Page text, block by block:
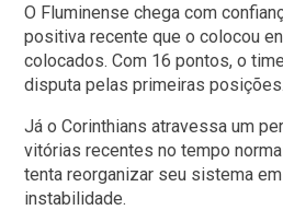
O Fluminense chega com
positiva recente que o colocou
colocados. Com 16 pontos, o
disputa pelas primeiras posições.
Já o Corinthians atravessa um
vitórias recentes no tempo
tenta reorganizar seu sistema
instabilidade.